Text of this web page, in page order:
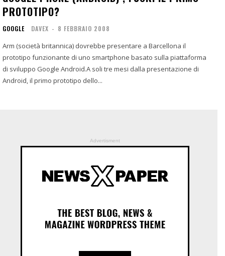
PROTOTIPO?
GOOGLE DAVEX - 8 FEBBRAIO 2008
Arm (società britannica) dovrebbe presentare a Barcellona il
prototipo funzionante di uno smartphone basato sulla piattaforma
di sviluppo Google Android.A soli tre mesi dalla presentazione di
Android, il primo prototipo dello...
Advertisment